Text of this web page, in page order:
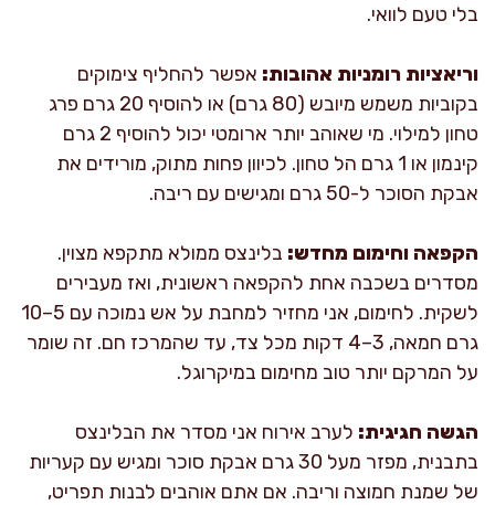
בלי טעם לוואי.
וריאציות רומניות אהובות: אפשר להחליף צימוקים
בקוביות משמש מיובש (80 גרם) או להוסיף 20 גרם פרג
טחון למילוי. מי שאוהב יותר ארומטי יכול להוסיף 2 גרם
קינמון או 1 גרם הל טחון. לכיוון פחות מתוק, מורידים את
אבקת הסוכר ל-50 גרם ומגישים עם ריבה.
הקפאה וחימום מחדש: בלינצס ממולא מתקפא מצוין.
מסדרים בשכבה אחת להקפאה ראשונית, ואז מעבירים
לשקית. לחימום, אני מחזיר למחבת על אש נמוכה עם 5–10
גרם חמאה, 3–4 דקות מכל צד, עד שהמרכז חם. זה שומר
על המרקם יותר טוב מחימום במיקרוגל.
הגשה חגיגית: לערב אירוח אני מסדר את הבלינצס
בתבנית, מפזר מעל 30 גרם אבקת סוכר ומגיש עם קעריות
של שמנת חמוצה וריבה. אם אתם אוהבים לבנות תפריט,